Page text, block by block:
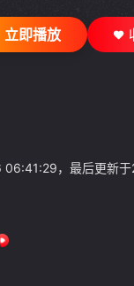
立即播放
，最后更新于